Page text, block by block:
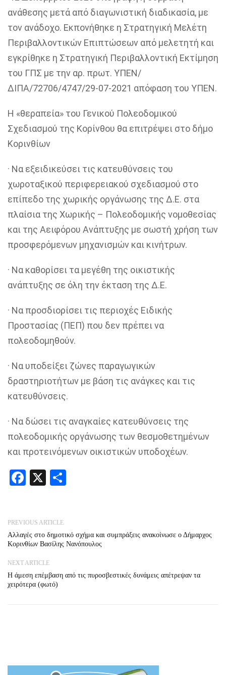
ανάθεσης μετά από διαγωνιστική διαδικασία, με
τον ανάδοχο. Εκπονήθηκε η Στρατηγική Μελέτη
Περιβαλλοντικών Επιπτώσεων από μελετητή και
εγκρίθηκε η Στρατηγική Περιβαλλοντική Εκτίμηση
του ΓΠΣ με την αρ. πρωτ. ΥΠΕΝ/
ΔΙΠΑ/72706/4747/29-07-2021 απόφαση του ΥΠΕΝ.
Η «θεραπεία» του Γενικού Πολεοδομικού
Σχεδιασμού της Κορίνθου θα επιτρέψει στο δήμο
Κορινθίων
· Να εξειδικεύσει τις κατευθύνσεις του
χωροταξικού περιφερειακού σχεδιασμού στο
επίπεδο της χωρικής οργάνωσης της Δ.Ε. στα
πλαίσια της Χωρικής – Πολεοδομικής νομοθεσίας
και της Αειφόρου Ανάπτυξης με σωστή χρήση των
προσφερόμενων μηχανισμών και κινήτρων.
· Να καθορίσει τα μεγέθη της οικιστικής
ανάπτυξης σε όλη την έκταση της Δ.Ε.
· Να προσδιορίσει τις περιοχές Ειδικής
Προστασίας (ΠΕΠ) που δεν πρέπει να
πολεοδομηθούν.
· Να υποδείξει ζώνες παραγωγικών
δραστηριοτήτων με βάση τις ανάγκες και τις
κατευθύνσεις.
· Να δώσει τις αναγκαίες κατευθύνσεις της
πολεοδομικής οργάνωσης των θεσμοθετημένων
και προτεινόμενων οικιστικών υποδοχέων.
Facebook
X
PREVIOUS ARTICLE
Αλλαγές στο δημοτικό σχήμα και συμπράξεις ανακοίνωσε ο Δήμαρχος
Κορινθίων Βασίλης Νανόπουλος
NEXT ARTICLE
Η άμεση επέμβαση από τις πυροσβεστικές δυνάμεις απέτρεψαν τα
χειρότερα (φωτό)